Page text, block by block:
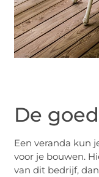
De
Een veranda kun
voor je bouwen.
van dit bedrijf,